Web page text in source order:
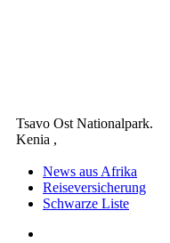
Tsavo Ost Nationalpark.
Kenia ,
News aus Afrika
Reiseversicherung
Schwarze Liste